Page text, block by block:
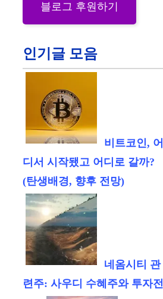
블로그 후원하기
인기글 모음
비트코인, 어
디서 시작됐고 어디로 갈까?
(탄생배경, 향후 전망)
네옴시티 관
련주: 사우디 수혜주와 투자전